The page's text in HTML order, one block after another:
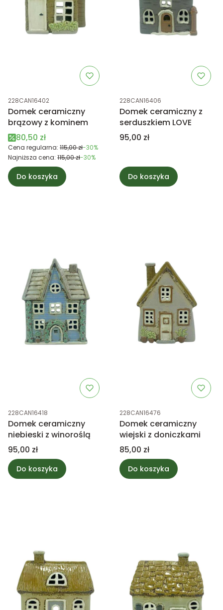
Kod produktu
228CAN16402
Domek ceramiczny
brązowy z kominem
Cena promocyjna
80,50 zł
Cena regularna: 115,00 zł-30%
Najniższa cena: 115,00 zł-30%
Do koszyka
Kod produktu
228CAN16406
Domek ceramiczny z
serduszkiem LOVE
Cena
95,00 zł
Do koszyka
Kod produktu
228CAN16418
Domek ceramiczny
niebieski z winoroślą
Cena
95,00 zł
Do koszyka
Kod produktu
228CAN16476
Domek ceramiczny
wiejski z doniczkami
Cena
85,00 zł
Do koszyka